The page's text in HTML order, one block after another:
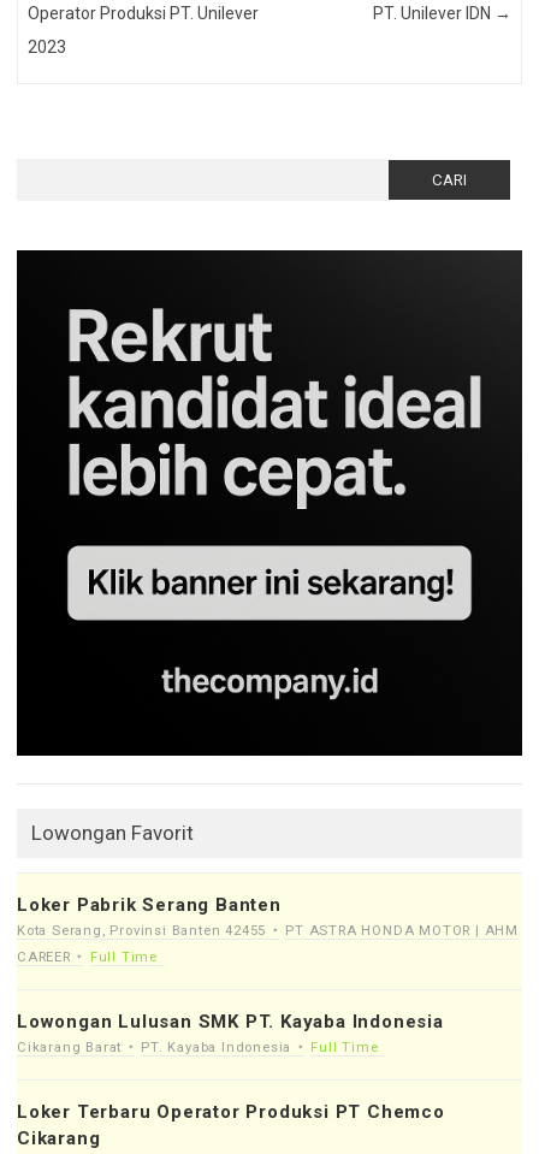
Operator Produksi PT. Unilever
2023
PT. Unilever IDN →
Lowongan Favorit
Loker Pabrik Serang Banten
Kota Serang, Provinsi Banten 42455
PT ASTRA HONDA MOTOR | AHM
CAREER
Full Time
Lowongan Lulusan SMK PT. Kayaba Indonesia
Cikarang Barat PT. Kayaba Indonesia Full Time
Loker Terbaru Operator Produksi PT Chemco
Cikarang